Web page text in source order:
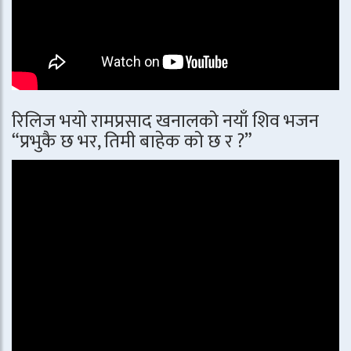
रिलिज भयो रामप्रसाद खनालको नयाँ शिव भजन
“प्रभुकै छ भर, तिमी बाहेक को छ र ?”